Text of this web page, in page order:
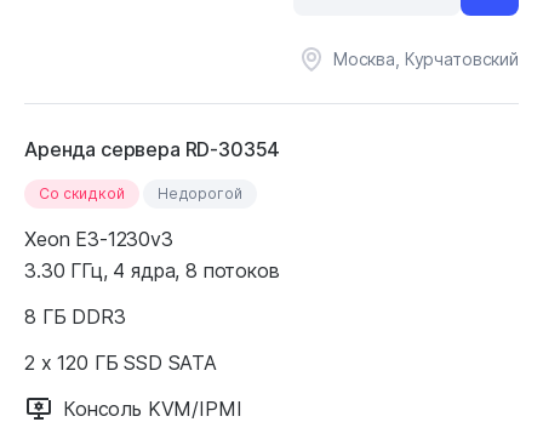
Москва, Курчатовский
Аренда сервера RD-30354
Cо скидкой Недорогой
Xeon E3-1230v3
3.30 ГГц, 4 ядра, 8 потоков
8 ГБ DDR3
2 x 120 ГБ SSD SATA
Консоль KVM/IPMI